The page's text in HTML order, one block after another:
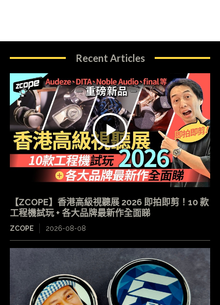
Recent Articles
【ZCOPE】香港高級視聽展 2026 即拍即剪！10 款
工程機試玩 + 各大品牌最新作全面睇
ZCOPE 2026-08-08